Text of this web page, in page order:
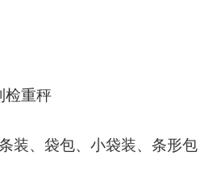
检重秤
装、袋包、小袋装、条形包